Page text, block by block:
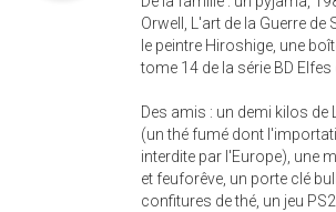
Orwell, L'art de la Guerre de
le peintre Hiroshige, une
tome 14 de la série BD Elfes
Des amis : un demi kilos
(un thé fumé dont
interdite par l'Europe), une
et feuforêve, un porte clé
confitures de thé, un jeu